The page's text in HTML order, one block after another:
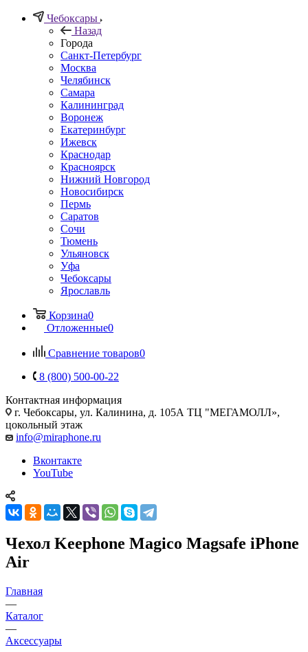
Чебоксары
Назад
Города
Санкт-Петербург
Москва
Челябинск
Самара
Калининград
Воронеж
Екатеринбург
Ижевск
Краснодар
Красноярск
Нижний Новгород
Новосибирск
Пермь
Саратов
Сочи
Тюмень
Ульяновск
Уфа
Чебоксары
Ярославль
Корзина0
Отложенные0
Сравнение товаров0
8 (800) 500-00-22
Контактная информация
г. Чебоксары, ул. Калинина, д. 105А ТЦ "МЕГАМОЛЛ»,
цокольный этаж
info@miraphone.ru
Вконтакте
YouTube
Чехол Keephone Magico Magsafe iPhone
Air
Главная
—
Каталог
—
Аксессуары